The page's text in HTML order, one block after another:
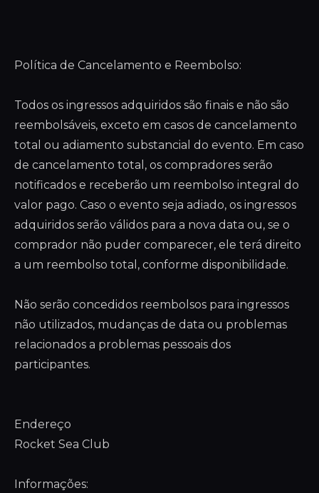
Política de Cancelamento e Reembolso:
Todos os ingressos adquiridos são finais e não são
reembolsáveis, exceto em casos de cancelamento
total ou adiamento substancial do evento. Em caso
de cancelamento total, os compradores serão
notificados e receberão um reembolso integral do
valor pago. Caso o evento seja adiado, os ingressos
adquiridos serão válidos para a nova data ou, se o
comprador não puder comparecer, ele terá direito
a um reembolso total, conforme disponibilidade.
Não serão concedidos reembolsos para ingressos
não utilizados, mudanças de data ou problemas
relacionados a problemas pessoais dos
participantes.
Endereço
Rocket Sea Club
Informações: